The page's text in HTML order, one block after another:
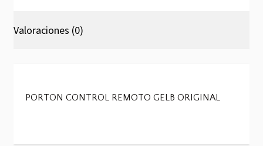
Valoraciones (0)
PORTON CONTROL REMOTO GELB ORIGINAL